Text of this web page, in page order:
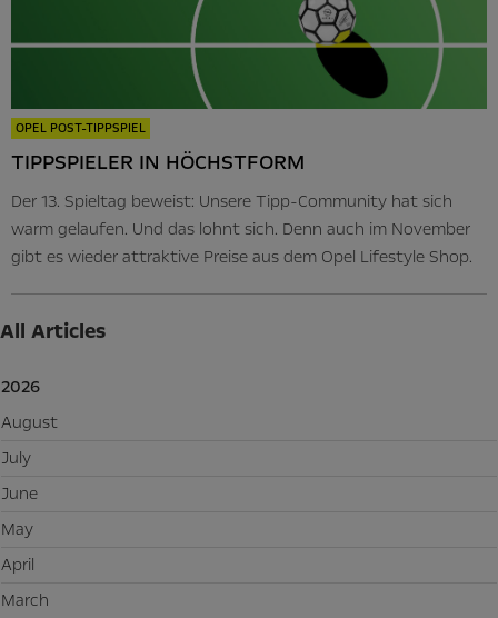
OPEL POST-TIPPSPIEL
TIPPSPIELER IN HÖCHSTFORM
Der 13. Spieltag beweist: Unsere Tipp-Community hat sich
warm gelaufen. Und das lohnt sich. Denn auch im November
gibt es wieder attraktive Preise aus dem Opel Lifestyle Shop.
All Articles
2026
August
July
June
May
April
March